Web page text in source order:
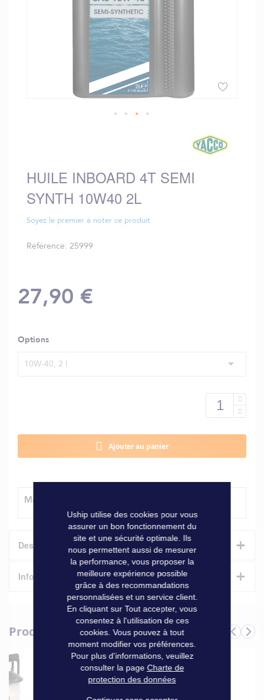
of
the
images
HUILE INBOARD 4T SEMI
SYNTH 10W40 2L
Soyez le premier à noter ce produit
Référence 25999
27,90 €
Options
10W-40, 2 l
Ajouter au panier
Modes de livraison
Description +
Irritant / nocif - Produits irritants pouvant causer des
démangeaisons, des rougeurs ou des inflammations en cas
de contact direct, prolongé ou répété.
Informations techniques +
Caractéristiques
Informations
Yacco
Documents
Produits complémentaires
Uship utilise des cookies pour vous
assurer un bon fonctionnement du
site et une sécurité optimale. Ils
nous permettent aussi de mesurer
la performance, vous proposer la
meilleure expérience possible
grâce à des recommandations
personnalisées et un service client.
En cliquant sur Tout accepter, vous
consentez à l'utilisation de ces
cookies. Vous pouvez à tout
moment modifier vos préférences.
Pour plus d'informations, veuillez
consulter la page Charte de
protection des données